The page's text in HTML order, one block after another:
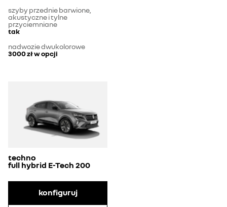
szyby przednie barwione,
akustyczne i tylne
przyciemniane
tak
nadwozie dwukolorowe
3000 złw opcji
techno
full hybrid E-Tech 200
konfiguruj